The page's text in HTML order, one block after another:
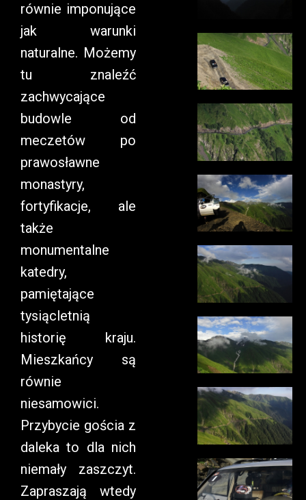
równie imponujące
jak warunki
naturalne. Możemy
tu znaleźć
zachwycające
budowle od
meczetów po
prawosławne
monastyry,
fortyfikacje, ale
także
monumentalne
katedry,
pamiętające
tysiącletnią
historię kraju.
Mieszkańcy są
równie
niesamowici.
Przybycie gościa z
daleka to dla nich
niemały zaszczyt.
Zapraszają wtedy